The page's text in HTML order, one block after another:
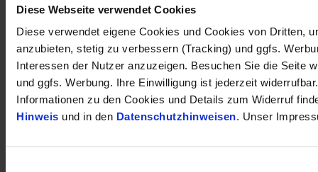
Diese Webseite verwendet Cookies
Diese verwendet eigene Cookies und Cookies von Dritten,
anzubieten, stetig zu verbessern (Tracking) und ggfs.
Interessen der Nutzer anzuzeigen. Besuchen Sie die Seite
und ggfs. Werbung. Ihre Einwilligung ist jederzeit
Informationen zu den Cookies und Details zum Widerruf
Hinweis und in den Datenschutzhinweisen. Unser
Opel Mokka Elegance
17.450 €
Gebrauchtwagen
Kilometer Anzahl22.982 km
Erstzulassung10/2022
KraftstoffartBenzin